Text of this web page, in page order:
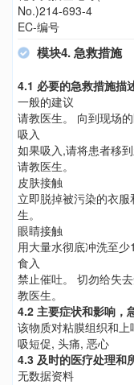
No.)214-693-4
EC-编号
模块4. 急救措施
4.1 必要的急救措施描
一般的建议
请教医生。 向到现场
吸入
如果吸入,请将患者移
请教医生。
皮肤接触
立即脱掉被污染的衣
生。
眼睛接触
用大量水彻底冲洗至少
食入
禁止催吐。 切勿给失
教医生。
4.2 主要症状和影响，
该物质对粘膜组织和
吸短促, 头痛, 恶心
4.3 及时的医疗处理和
无数据资料